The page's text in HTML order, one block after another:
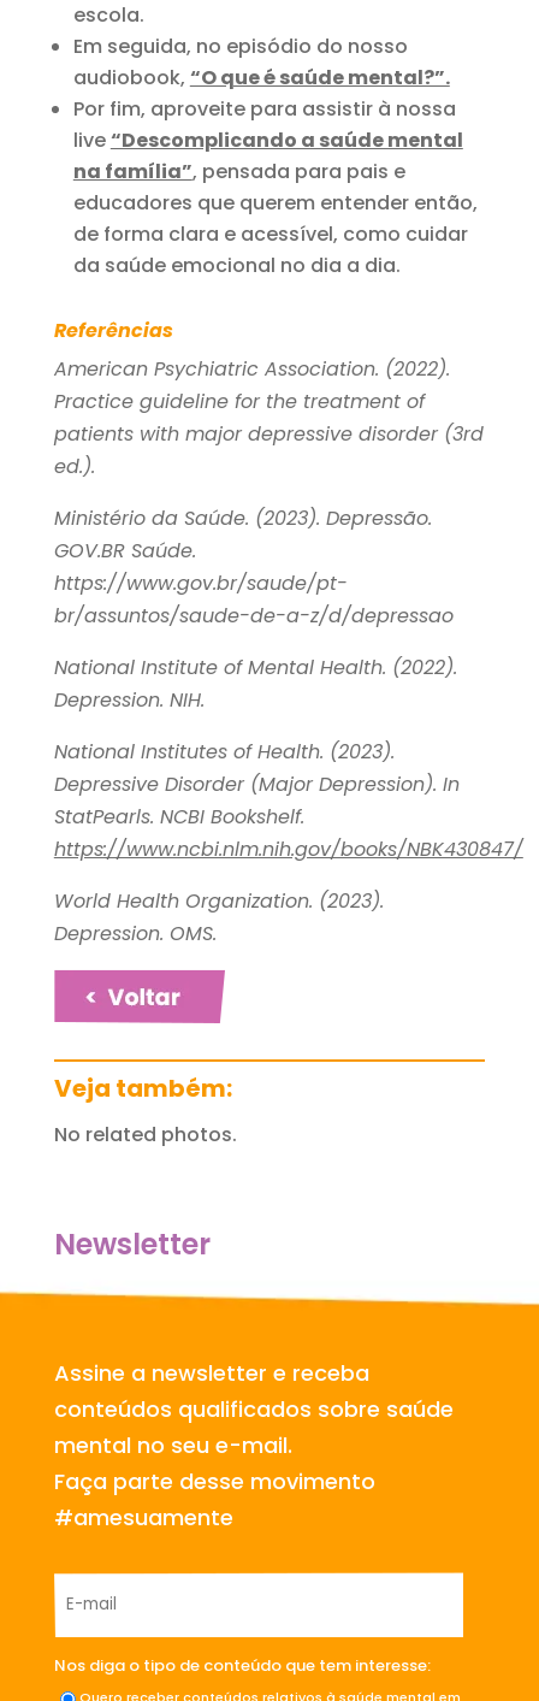
escola.
Em seguida, no episódio do nosso
audiobook, “O que é saúde mental?”.
Por fim, aproveite para assistir à nossa
live“Descomplicando a saúde mental
na família”, pensada para pais e
educadores que querem entender então,
de forma clara e acessível, como cuidar
da saúde emocional no dia a dia.
Referências
American Psychiatric Association. (2022).
Practice guideline for the treatment of
patients with major depressive disorder(3rd
ed.).
Ministério da Saúde. (2023). Depressão.
GOV.BR Saúde.
https://www.gov.br/saude/pt-
br/assuntos/saude-de-a-z/d/depressao
National Institute of Mental Health. (2022).
Depression. NIH.
National Institutes of Health. (2023).
Depressive Disorder (Major Depression). In
StatPearls. NCBI Bookshelf.
https://www.ncbi.nlm.nih.gov/books/NBK430847/
World Health Organization. (2023).
Depression. OMS.
Veja também:
No related photos.
Newsletter
Assine a newsletter e receba
conteúdos qualificados sobre saúde
mental no seu e-mail.
Faça parte desse movimento
#amesuamente
Nos diga o tipo de conteúdo que tem interesse: